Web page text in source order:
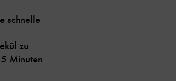
schnelle
zu
Minuten